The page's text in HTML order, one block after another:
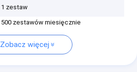
1 zestaw
500 zestawów miesięcznie
Zobacz więcej